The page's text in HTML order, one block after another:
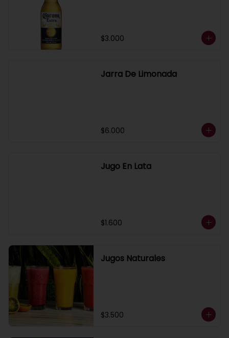
$3.000
Jarra De Limonada
$6.000
Jugo En Lata
$1.600
Jugos Naturales
$3.500